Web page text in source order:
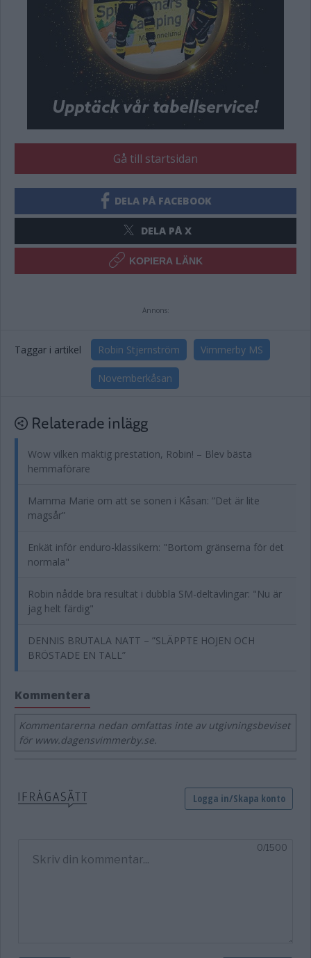
Gå till startsidan
DELA PÅ FACEBOOK
DELA PÅ X
KOPIERA LÄNK
Annons:
Taggar i artikel Robin Stjernström Vimmerby MS
Novemberkåsan
Relaterade inlägg
Wow vilken mäktig prestation, Robin! – Blev bästa
hemmaförare
Mamma Marie om att se sonen i Kåsan: ”Det är lite
magsår”
Enkät inför enduro-klassikern: "Bortom gränserna för det
normala"
Robin nådde bra resultat i dubbla SM-deltävlingar: "Nu är
jag helt färdig"
DENNIS BRUTALA NATT – ”SLÄPPTE HOJEN OCH
BRÖSTADE EN TALL”
Kommentera
Kommentarerna nedan omfattas inte av utgivningsbeviset
för www.dagensvimmerby.se.